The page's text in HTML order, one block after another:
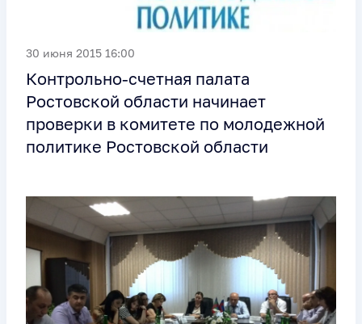
30 июня 2015 16:00
Контрольно-счетная палата
Ростовской области начинает
проверки в комитете по молодежной
политике Ростовской области